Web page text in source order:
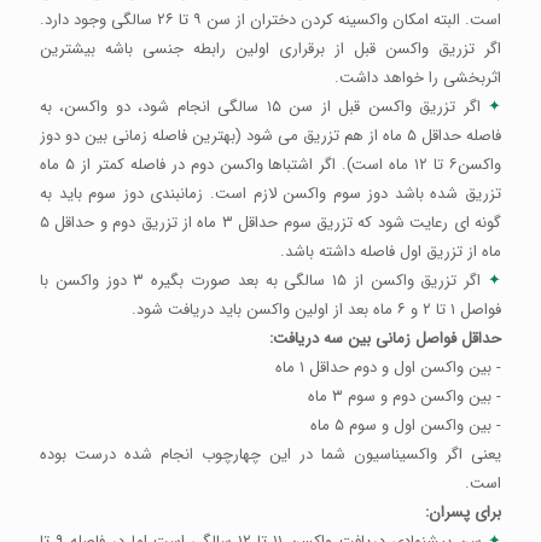
است. البته امکان واکسینه کردن دختران از سن ۹ تا ۲۶ سالگی وجود دارد.
اگر تزریق واکسن قبل از برقراری اولین رابطه جنسی باشه بیشترین
اثربخشی را خواهد داشت.
✦
اگر تزریق واکسن قبل از سن ۱۵ سالگی انجام شود، دو واکسن، به
فاصله حداقل ۵ ماه از هم تزریق می شود (بهترین فاصله زمانی بین دو دوز
واکسن۶ تا ۱۲ ماه است). اگر اشتباها واکسن دوم در فاصله کمتر از ۵ ماه
تزریق شده باشد دوز سوم واکسن لازم است. زمانبندی دوز سوم باید به
گونه ای رعایت شود که تزریق سوم حداقل ۳ ماه از تزریق دوم و حداقل ۵
ماه از تزریق اول فاصله داشته باشد.
✦
اگر تزریق واکسن از ۱۵ سالگی به بعد صورت بگیره ۳ دوز واکسن با
فواصل ۱ تا ۲ و ۶ ماه بعد از اولین واکسن باید دریافت شود.
حداقل فواصل زمانی بین سه دریافت:
- بین واکسن اول و دوم حداقل ۱ ماه
- بین واکسن دوم و سوم ۳ ماه
- بین واکسن اول و سوم ۵ ماه
یعنی اگر واکسیناسیون شما در این چهارچوب انجام شده درست بوده
است.
برای پسران: